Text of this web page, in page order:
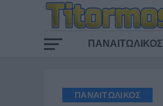
ΠΑΝΑΙΤΩΛΙΚΟΣ
ΠΑΝΑΙΤΩΛΙΚΟΣ